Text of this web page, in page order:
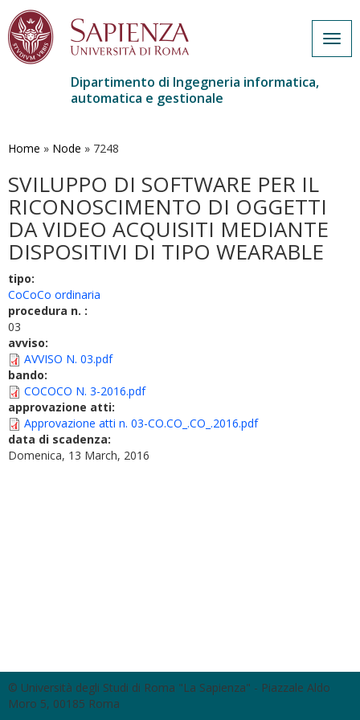
contenuto
Dipartimento di Ingegneria informatica,
automatica e gestionale
Home » Node » 7248
SVILUPPO DI SOFTWARE PER IL
RICONOSCIMENTO DI OGGETTI
DA VIDEO ACQUISITI MEDIANTE
DISPOSITIVI DI TIPO WEARABLE
tipo:
CoCoCo ordinaria
procedura n. :
03
avviso:
AVVISO N. 03.pdf
bando:
COCOCO N. 3-2016.pdf
approvazione atti:
Approvazione atti n. 03-CO.CO_.CO_.2016.pdf
data di scadenza:
Domenica, 13 March, 2016
© Università degli Studi di Roma "La Sapienza" - Piazzale Aldo
Moro 5, 00185 Roma